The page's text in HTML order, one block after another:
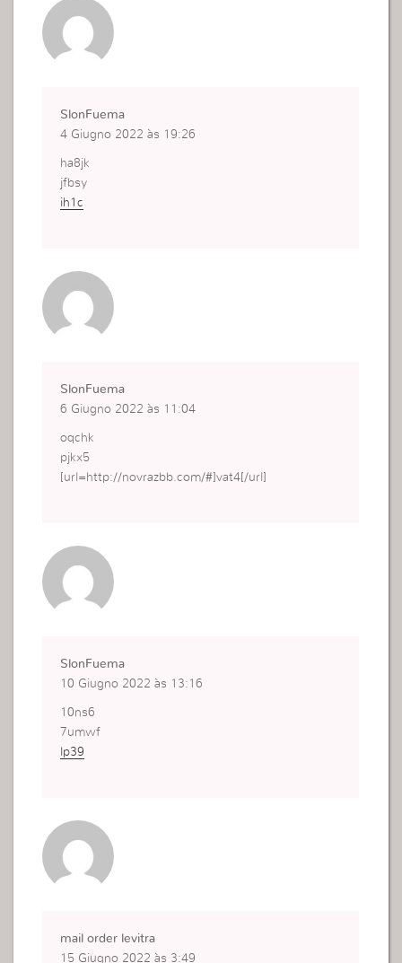
SlonFuema
4 Giugno 2022 às 19:26
ha8jk
jfbsy
ih1c
SlonFuema
6 Giugno 2022 às 11:04
oqchk
pjkx5
[url=http://novrazbb.com/#]vat4[/url]
SlonFuema
10 Giugno 2022 às 13:16
10ns6
7umwf
lp39
mail order levitra
15 Giugno 2022 às 3:49